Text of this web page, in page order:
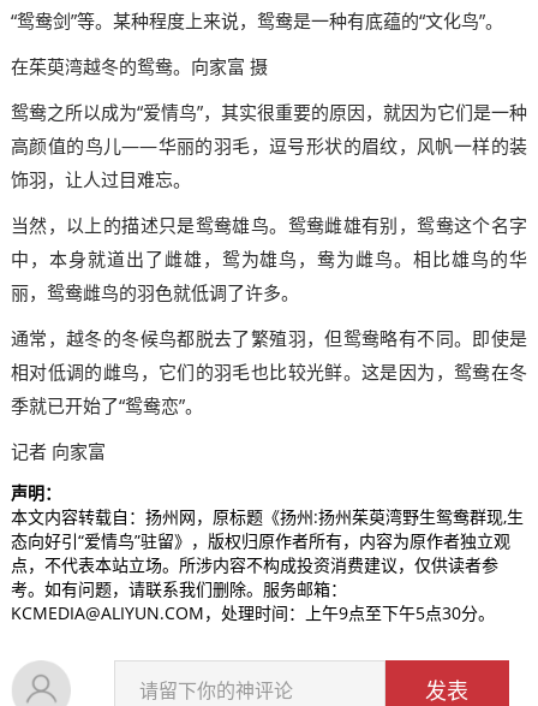
“鸳鸯剑”等。某种程度上来说，鸳鸯是一种有底蕴的“文化鸟”。
在茱萸湾越冬的鸳鸯。向家富 摄
鸳鸯之所以成为“爱情鸟”，其实很重要的原因，就因为它们是一种
高颜值的鸟儿——华丽的羽毛，逗号形状的眉纹，风帆一样的装
饰羽，让人过目难忘。
当然，以上的描述只是鸳鸯雄鸟。鸳鸯雌雄有别，鸳鸯这个名字
中，本身就道出了雌雄，鸳为雄鸟，鸯为雌鸟。相比雄鸟的华
丽，鸳鸯雌鸟的羽色就低调了许多。
通常，越冬的冬候鸟都脱去了繁殖羽，但鸳鸯略有不同。即使是
相对低调的雌鸟，它们的羽毛也比较光鲜。这是因为，鸳鸯在冬
季就已开始了“鸳鸯恋”。
记者 向家富
声明：
本文内容转载自：扬州网，原标题《扬州:扬州茱萸湾野生鸳鸯群现,生
态向好引“爱情鸟”驻留》，版权归原作者所有，内容为原作者独立观
点，不代表本站立场。所涉内容不构成投资消费建议，仅供读者参
考。如有问题，请联系我们删除。服务邮箱：
KCMEDIA@ALIYUN.COM，处理时间：上午9点至下午5点30分。
请留下你的神评论 发表